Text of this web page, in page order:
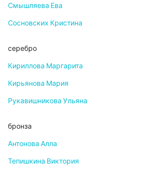
Смышляева Ева
Сосновских Кристина
серебро
Кириллова Маргарита
Кирьянова Мария
Рукавишникова Ульяна
бронза
Антонова Алла
Тепишкина Виктория